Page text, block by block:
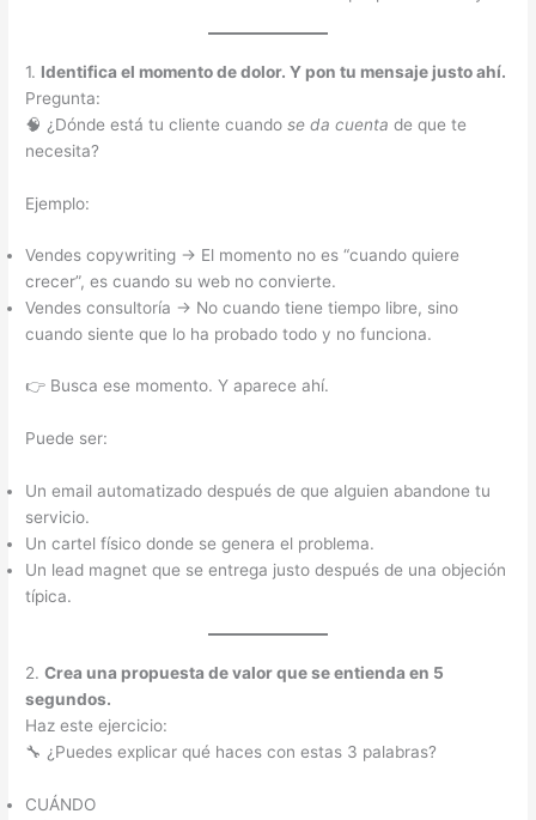
1. Identifica el momento de dolor. Y pon tu mensaje justo ahí.
Pregunta:
🧠 ¿Dónde está tu cliente cuandose da cuenta de que te
necesita?
Ejemplo:
Vendes copywriting → El momento no es “cuando quiere
crecer”, es cuando su web no convierte.
Vendes consultoría → No cuando tiene tiempo libre, sino
cuando siente que lo ha probado todo y no funciona.
👉 Busca ese momento. Y aparece ahí.
Puede ser:
Un email automatizado después de que alguien abandone tu
servicio.
Un cartel físico donde se genera el problema.
Un lead magnet que se entrega justo después de una objeción
típica.
2.Crea una propuesta de valor que se entienda en 5
segundos.
Haz este ejercicio:
🔧 ¿Puedes explicar qué haces con estas 3 palabras?
CUÁNDO